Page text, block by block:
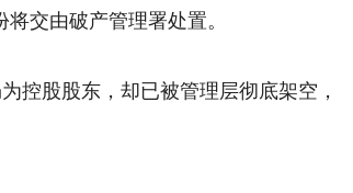
交由破产管理署处置。
控股股东，却已被管理层彻底架空，